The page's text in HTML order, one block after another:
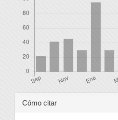
Detalles
del
Cómo citar